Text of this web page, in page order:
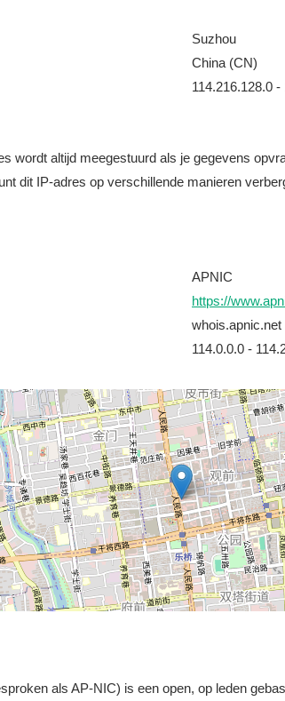
Suzhou
China (CN)
114.216.128.0
wordt altijd meegestuurd als je gegevens
dit IP-adres op verschillende manieren
APNIC
https://
whois.apnic.net
114.0.0.0 -
als AP-NIC) is een open, op leden